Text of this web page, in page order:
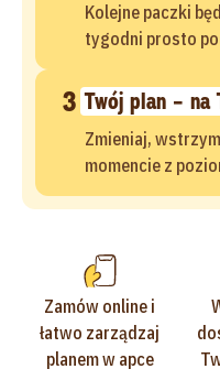
Kolejne paczki
tygodni prosto
3 Twój plan – na
Zmieniaj,
momencie z
Zamów online i
łatwo zarządzaj
planem w apce